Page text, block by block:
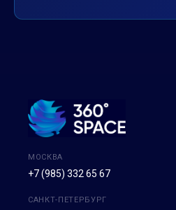
МОСКВА
+7 (985) 332 65 67
САНКТ-ПЕТЕРБУРГ